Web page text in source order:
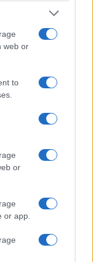
web or
to
or
or app.
sarebbe
che lei e
parola ma che
“noi”
e
una rottura
a metà
colte da un